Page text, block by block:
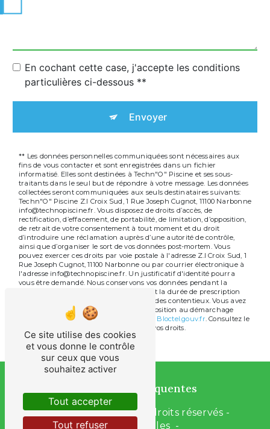
En cochant cette case, j'accepte les conditions
particulières ci-dessous **
Envoyer
** Les données personnelles communiquées sont nécessaires aux
fins de vous contacter et sont enregistrées dans un fichier
informatisé. Elles sont destinées à Techn"O" Piscine et ses sous-
traitants dans le seul but de répondre à votre message. Les données
collectées seront communiquées aux seuls destinataires suivants:
Techn"O" Piscine Z.I Croix Sud, 1 Rue Joseph Cugnot, 11100 Narbonne
info@technopiscine.fr. Vous disposez de droits d’accès, de
rectification, d’effacement, de portabilité, de limitation, d’opposition,
de retrait de votre consentement à tout moment et du droit
d’introduire une réclamation auprès d’une autorité de contrôle,
ainsi que d’organiser le sort de vos données post-mortem. Vous
pouvez exercer ces droits par voie postale à l'adresse Z.I Croix Sud, 1
Rue Joseph Cugnot, 11100 Narbonne ou par courrier électronique à
l'adresse info@technopiscine.fr. Un justificatif d'identité pourra
vous être demandé. Nous conservons vos données pendant la
période de prise de contact puis pendant la durée de prescription
légale aux fins probatoires et de gestion des contentieux. Vous avez
le droit de vous inscrire sur la liste d'opposition au démarchage
téléphonique, disponible à cette adresse: Bloctel.gouv.fr. Consultez le
site cnil.fr pour plus d’informations sur vos droits.
Recherches fréquentes
©Vistalid- 2026 - Tous droits réservés -
Mentions légales -
Ce site utilise des cookies
et vous donne le contrôle
sur ceux que vous
souhaitez activer
Tout accepter
Tout refuser